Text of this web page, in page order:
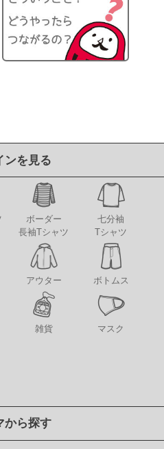
ンを見る
ボーダー
長袖Tシャツ
七分袖
Tシャツ
アウター ボトムス
雑貨 マスク
から探す